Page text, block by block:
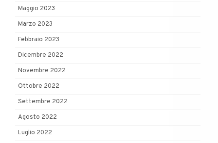
Maggio 2023
Marzo 2023
Febbraio 2023
Dicembre 2022
Novembre 2022
Ottobre 2022
Settembre 2022
Agosto 2022
Luglio 2022